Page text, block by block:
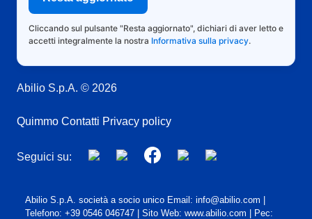
Cliccando sul pulsante "Resta aggiornato", dichiari di aver letto e
accetti integralmente la nostra Informativa sulla privacy.
Abilio S.p.A. © 2026
Quimmo Contatti Privacy policy
Seguici su:
Abilio S.p.A. società a socio unico Email: info@abilio.com |
Telefono: +39 0546 046747 | Sito Web: www.abilio.com | Pec: